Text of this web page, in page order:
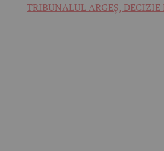
TRIBUNALUL ARGEȘ,